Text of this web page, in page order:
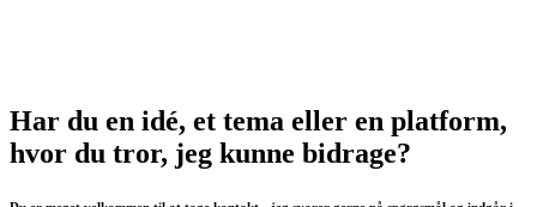
Har du en idé, et tema eller en platform,
hvor du tror, jeg kunne bidrage?